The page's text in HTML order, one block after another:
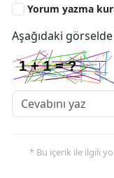
Yorum yazma
Aşağıdaki
* Bu içerik ile ilgili